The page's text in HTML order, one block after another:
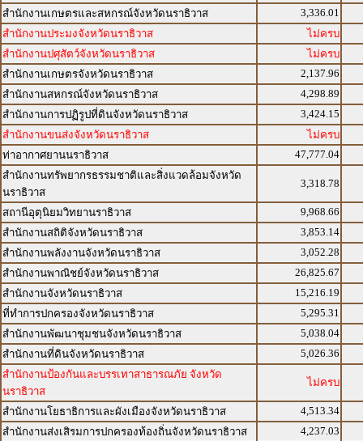
สำนักงานเกษตรและสหกรณ์จังหวัดนราธิวาส
3,336.01
สำนักงานประมงจังหวัดนราธิวาส
ไม่ครบ
สำนักงานปศุสัตว์จังหวัดนราธิวาส
ไม่ครบ
สำนักงานเกษตรจังหวัดนราธิวาส
2,137.96
สำนักงานสหกรณ์จังหวัดนราธิวาส
4,298.89
สำนักงานการปฏิรูปที่ดินจังหวัดนราธิวาส
3,424.15
สำนักงานขนส่งจังหวัดนราธิวาส
ไม่ครบ
ท่าอากาศยานนราธิวาส
47,777.04
สำนักงานทรัพยากรธรรมชาติและสิ่งแวดล้อมจังหวัด
นราธิวาส
3,318.78
สถานีอุตุนิยมวิทยานราธิวาส
9,968.66
สำนักงานสถิติจังหวัดนราธิวาส
3,853.14
สำนักงานพลังงานจังหวัดนราธิวาส
3,052.28
สำนักงานพาณิชย์จังหวัดนราธิวาส
26,825.67
สำนักงานจังหวัดนราธิวาส
15,216.19
ที่ทำการปกครองจังหวัดนราธิวาส
5,295.31
สำนักงานพัฒนาชุมชนจังหวัดนราธิวาส
5,038.04
สำนักงานที่ดินจังหวัดนราธิวาส
5,026.36
สำนักงานป้องกันและบรรเทาสาธารณภัย จังหวัด
นราธิวาส
ไม่ครบ
สำนักงานโยธาธิการและผังเมืองจังหวัดนราธิวาส
4,513.34
สำนักงานส่งเสิรมการปกครองท้องถิ่นจังหวัดนราธิวาส
4,237.03